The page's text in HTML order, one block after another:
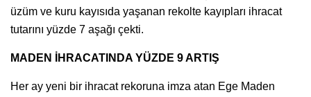
üzüm ve kuru kayısıda yaşanan rekolte kayıpları ihracat
tutarını yüzde 7 aşağı çekti.
MADEN İHRACATINDA YÜZDE 9 ARTIŞ
Her ay yeni bir ihracat rekoruna imza atan Ege Maden